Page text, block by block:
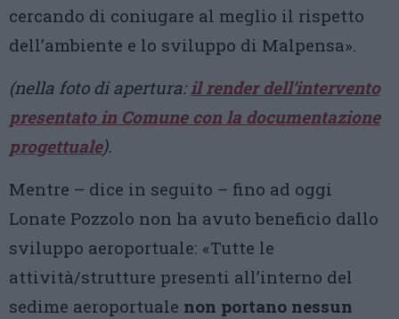
cercando di coniugare al meglio il rispetto
dell’ambiente e lo sviluppo di Malpensa».
(nella foto di apertura:il render dell’intervento
presentato in Comune con la documentazione
progettuale).
Mentre – dice in seguito – fino ad oggi
Lonate Pozzolo non ha avuto beneficio dallo
sviluppo aeroportuale: «Tutte le
attività/strutture presenti all’interno del
sedime aeroportuale non portano nessun